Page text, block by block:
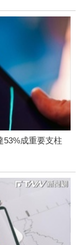
53%成重要支柱